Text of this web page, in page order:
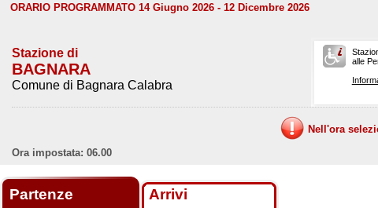
ORARIO PROGRAMMATO 14 Giugno 2026 - 12 Dicembre 2026
Stazione di
BAGNARA
Comune di Bagnara Calabra
alle
Nell'ora
Ora impostata: 06.00
Partenze Arrivi